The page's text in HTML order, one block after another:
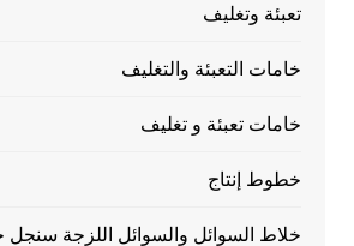
تعبئة وتغليف
خامات التعبئة والتغليف
خامات تعبئة و تغليف
خطوط إنتاج
خلاط السوائل والسوائل اللزجة